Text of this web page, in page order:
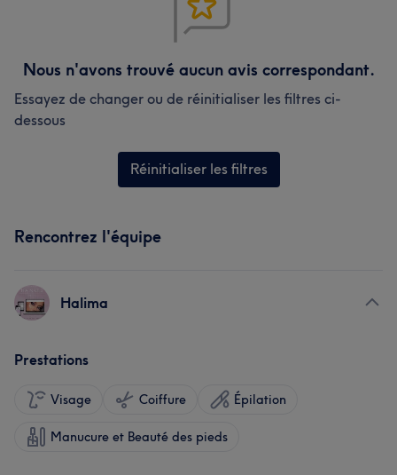
Nous n'avons trouvé aucun avis correspondant.
Essayez de changer ou de réinitialiser les filtres ci-
dessous
Réinitialiser les filtres
Rencontrez l'équipe
Halima
Prestations
Visage Coiffure Épilation
Manucure et Beauté des pieds